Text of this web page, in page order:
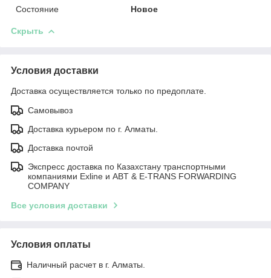
Состояние
Новое
Скрыть
Условия доставки
Доставка осуществляется только по предоплате.
Самовывоз
Доставка курьером по г. Алматы.
Доставка почтой
Экспресс доставка по Казахстану транспортными
компаниями Exline и ABT & E-TRANS FORWARDING
COMPANY
Все условия доставки
Условия оплаты
Наличный расчет в г. Алматы.